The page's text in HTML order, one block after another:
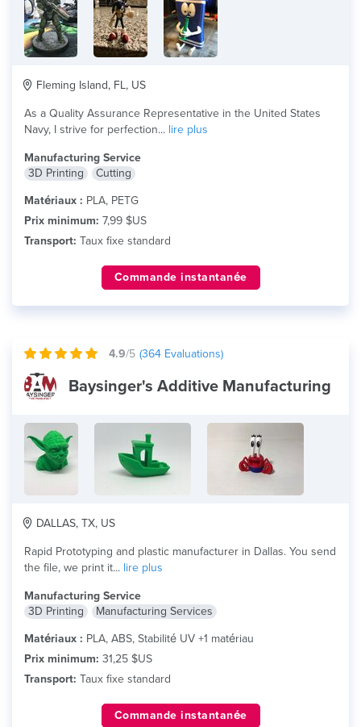
Fleming Island, FL, US
As a Quality Assurance Representative in the United States
Navy, I strive for perfection... lire plus
Manufacturing Service
3D Printing
Cutting
Matériaux : PLA, PETG
Prix minimum: 7,99 $US
Transport: Taux fixe standard
Commande instantanée
4.9/5 (364 Evaluations)
Baysinger's Additive Manufacturing
DALLAS, TX, US
Rapid Prototyping and plastic manufacturer in Dallas. You send
the file, we print it... lire plus
Manufacturing Service
3D Printing
Manufacturing Services
Matériaux : PLA, ABS, Stabilité UV +1 matériau
Prix minimum: 31,25 $US
Transport: Taux fixe standard
Commande instantanée